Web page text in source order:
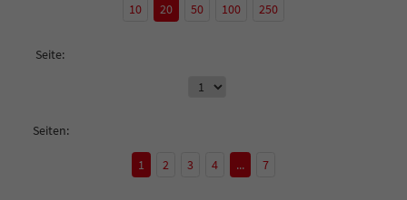
10 20 50 100 250
Seite:
Seiten:
1 2 3 4 ... 7